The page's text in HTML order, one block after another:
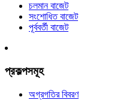
চলমান বাজেট
সংশোধিত বাজেট
পূর্ববর্তী বাজেট
প্রকল্পসমূহ
অগ্রগতির বিবরণ